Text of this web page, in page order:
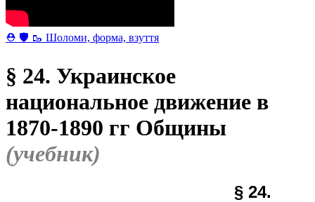
⛑ 🛡 🥾 Шоломи, форма, взуття
§ 24. Украинское
национальное движение в
1870-1890 гг Общины
(учебник)
§ 24.